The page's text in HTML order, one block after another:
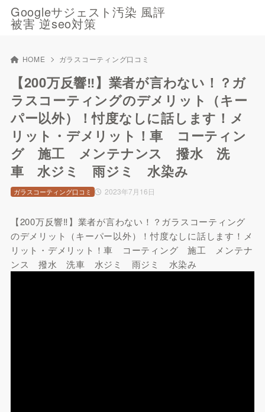
Googleサジェスト汚染 風評
被害 逆seo対策
HOME ガラスコーティング口コミ
【200万反響‼︎】業者が言わない！？ガ
ラスコーティングのデメリット（キー
パー以外）！忖度なしに話します！メ
リット・デメリット！車 コーティン
グ 施工 メンテナンス 撥水 洗
車 水ジミ 雨ジミ 水染み
2023年7月16日
ガラスコーティング口コミ
【200万反響‼︎】業者が言わない！？ガラスコーティング
のデメリット（キーパー以外）！忖度なしに話します！メ
リット・デメリット！車 コーティング 施工 メンテナ
ンス 撥水 洗車 水ジミ 雨ジミ 水染み